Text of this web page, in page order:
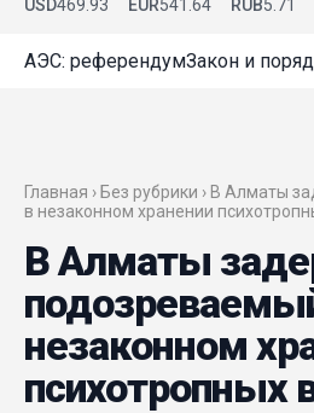
USD469.93 EUR541.64 RUB5.71
АЭС: референдумЗакон и
Главная › Без рубрики › В Алматы
в незаконном хранении
В Алматы
незаконном
психотропных